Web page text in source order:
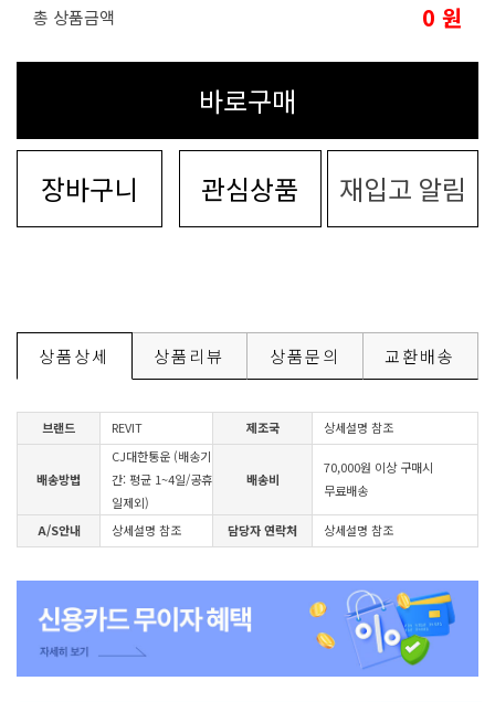
총 상품금액 0 원
바로구매
장바구니 관심상품 재입고 알림
상품상세 상품리뷰 상품문의 교환배송
브랜드 REVIT 제조국 상세설명 참조
배송방법
CJ대한통운 (배송기
간: 평균 1~4일/공휴
일제외)
배송비
70,000원 이상 구매시
무료배송
A/S안내 상세설명 참조 담당자 연락처 상세설명 참조